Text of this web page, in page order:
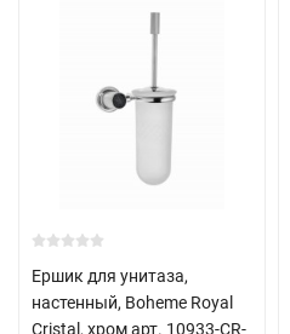
Ершик для унитаза,
настенный, Boheme Royal
Cristal, хром арт. 10933-CR-